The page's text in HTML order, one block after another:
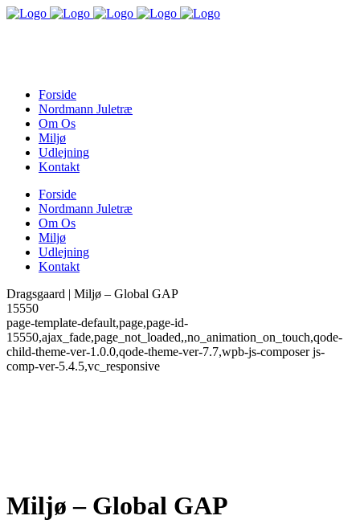
Forside
Nordmann Juletræ
Om Os
Miljø
Udlejning
Kontakt
Forside
Nordmann Juletræ
Om Os
Miljø
Udlejning
Kontakt
Dragsgaard | Miljø – Global GAP
15550
page-template-default,page,page-id-
15550,ajax_fade,page_not_loaded,,no_animation_on_touch,qode-
child-theme-ver-1.0.0,qode-theme-ver-7.7,wpb-js-composer js-
comp-ver-5.4.5,vc_responsive
Miljø – Global GAP